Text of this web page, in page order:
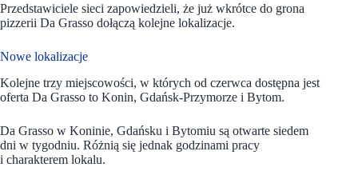
Przedstawiciele sieci zapowiedzieli, że już wkrótce do grona
pizzerii Da Grasso dołączą kolejne lokalizacje.
Nowe lokalizacje
Kolejne trzy miejscowości, w których od czerwca dostępna jest
oferta Da Grasso to Konin, Gdańsk-Przymorze i Bytom.
Da Grasso w Koninie, Gdańsku i Bytomiu są otwarte siedem
dni w tygodniu. Różnią się jednak godzinami pracy
i charakterem lokalu.